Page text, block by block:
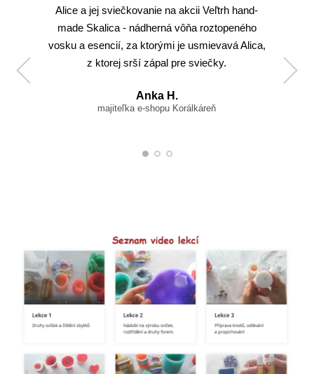
Alice a jej sviečkovanie na akcii Veľtrh hand-
made Skalica - nádherná vôňa roztopeného
vosku a esencií, za ktorými je usmievavá Alica,
z ktorej srší zápal pre sviečky.
Anka H.
majiteľka e-shopu Korálkáreň